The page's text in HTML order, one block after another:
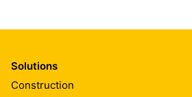
Solutions
Construction